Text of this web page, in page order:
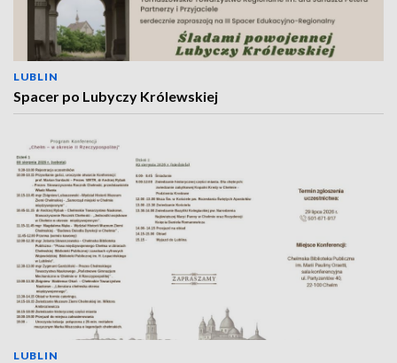
LUBLIN
Spacer po Lubyczy Królewskiej
LUBLIN